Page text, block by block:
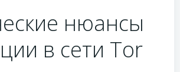
нюансы
в сети Tor